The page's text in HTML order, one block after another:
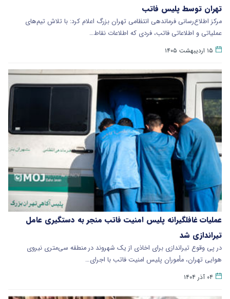
تهران توسط پلیس فاتب
مرکز اطلاع‌رسانی فرماندهی انتظامی تهران بزرگ اعلام کرد: با تلاش تیم‌های
عملیاتی و اطلاعاتی فاتب، فردی که اطلاعات نقاط…
۱۵ اردیبهشت ۱۴۰۵
عملیات غافلگیرانه پلیس امنیت فاتب منجر به دستگیری عامل
تیراندازی شد
در پی وقوع تیراندازی برای اخاذی از یک شهروند در منطقه سی‌متری نیروی
هوایی تهران، مأموران پلیس امنیت فاتب با اجرای…
۰۴ آذر ۱۴۰۴